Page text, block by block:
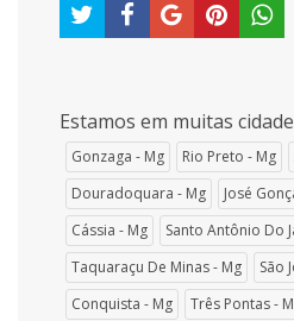
Estamos em muitas
Gonzaga - Mg Rio Preto - Mg
Douradoquara - Mg
José
Cássia - Mg
Santo Antônio Do
Taquaraçu De Minas - Mg
São
Conquista - Mg
Três Pontas -